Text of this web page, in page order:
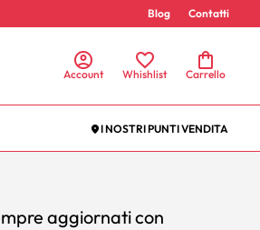
Blog Contatti
Account Whishlist Carrello
I NOSTRI PUNTI VENDITA
aggiornati con